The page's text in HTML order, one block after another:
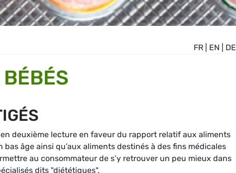
FR EN DE
deuxième lecture en faveur du rapport relatif aux aliments
âge ainsi qu’aux aliments destinés à des fins médicales
au consommateur de s’y retrouver un peu mieux dans
dits "diététiques".